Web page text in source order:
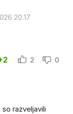
20.17
2 0
razveljavili